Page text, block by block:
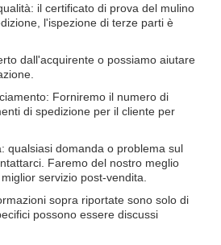
il certificato di prova del mulino
l'ispezione di terze parti è
dall'acquirente o possiamo aiutare
Forniremo il numero di
di spedizione per il cliente per
qualsiasi domanda o problema sul
Faremo del nostro meglio
servizio post-vendita.
sopra riportate sono solo di
possono essere discussi